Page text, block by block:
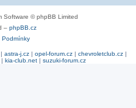
Software © phpBB Limited
– phpBB.cz
Podmínky
| astra-j.cz | opel-forum.cz | chevroletclub.cz |
kia-club.net| suzuki-forum.cz